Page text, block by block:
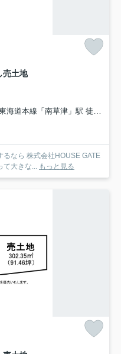
土地
海道本線「南草津」駅 徒歩35分
るなら 株式会社HOUSE GATE
て大きな... もっと見る